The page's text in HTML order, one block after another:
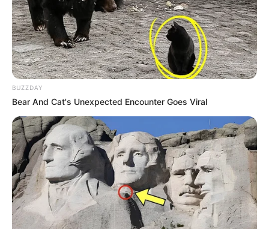
BUZZDAY
Bear And Cat's Unexpected Encounter Goes Viral